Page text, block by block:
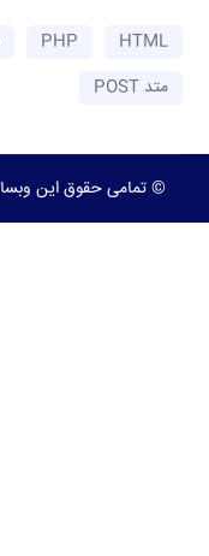
HTML
PHP
متد POST
© تمامی حقوق این